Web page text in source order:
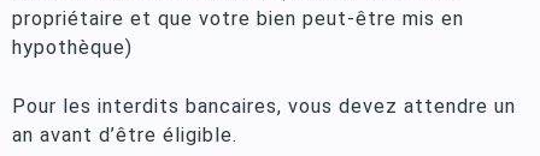
propriétaire et que votre bien peut-être mis en
hypothèque)
Pour les interdits bancaires, vous devez attendre un
an avant d’être éligible.